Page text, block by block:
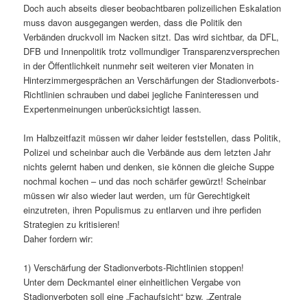
Doch auch abseits dieser beobachtbaren polizeilichen Eskalation
muss davon ausgegangen werden, dass die Politik den
Verbänden druckvoll im Nacken sitzt. Das wird sichtbar, da DFL,
DFB und Innenpolitik trotz vollmundiger Transparenzversprechen
in der Öffentlichkeit nunmehr seit weiteren vier Monaten in
Hinterzimmergesprächen an Verschärfungen der Stadionverbots-
Richtlinien schrauben und dabei jegliche Faninteressen und
Expertenmeinungen unberücksichtigt lassen.
Im Halbzeitfazit müssen wir daher leider feststellen, dass Politik,
Polizei und scheinbar auch die Verbände aus dem letzten Jahr
nichts gelernt haben und denken, sie können die gleiche Suppe
nochmal kochen – und das noch schärfer gewürzt! Scheinbar
müssen wir also wieder laut werden, um für Gerechtigkeit
einzutreten, ihren Populismus zu entlarven und ihre perfiden
Strategien zu kritisieren!
Daher fordern wir:
1) Verschärfung der Stadionverbots-Richtlinien stoppen!
Unter dem Deckmantel einer einheitlichen Vergabe von
Stadionverboten soll eine „Fachaufsicht“ bzw. „Zentrale